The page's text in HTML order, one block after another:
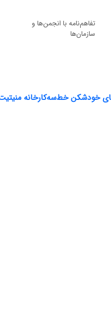
تفاهم‌نامه با انجمن‌ها و
سازمان‌ها
خودشکن خط‌سه‌کارخانه